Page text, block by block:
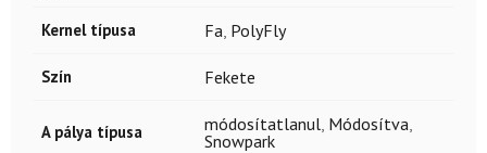
Kernel típusa Fa PolyFly
Szín Fekete
A pálya típusa módosítatlanul Módosítva
Snowpark